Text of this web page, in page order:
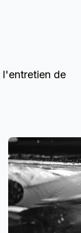
l'entretien de